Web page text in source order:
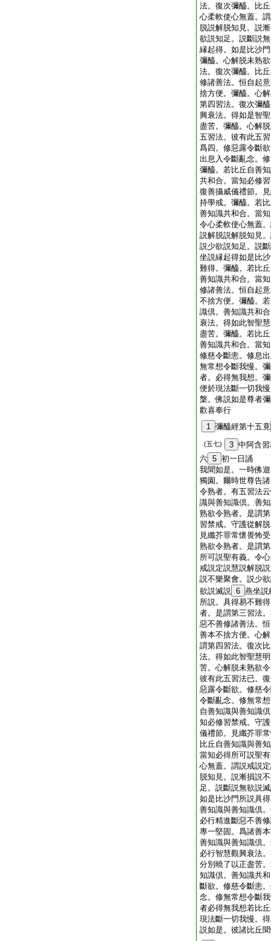
法。復次彌醯。比
心柔軟使心無蓋。
脱説解脱知見。説
欲説知足。説斷説
縁起得。如是比沙
彌醯。心解脱未熟
法。復次彌醯。比
修諸善法。恒自起
捨方便。彌醯。心
第四習法。復次彌
興衰法。得如是智
盡苦。彌醯。心解
五習法。彼有此五
爲四。修惡露令斷
出息入令斷亂念。
彌醯。若比丘自善
共和合。當知必修
復善攝威儀禮節。
持學戒。彌醯。若
善知識共和合。當
令心柔軟使心無蓋
説解脱説解脱知見
説少欲説知足。説
坐説縁起得如是比
難得。彌醯。若比
善知識共和合。當
修諸善法。恒自起
不捨方便。彌醯。
識倶。善知識共和
衰法。得如此智聖
盡苦。彌醯。若比
善知識共和合。當
修慈令斷恚。修息
無常想令斷我慢。
者。必得無我想。
便於現法斷一切我
槃。佛説如是尊者
歡喜奉行
1 彌醯經第十五竟
(五七) 3 中阿含
六 5 初一日誦
我聞如是。一時佛
獨園。爾時世尊告
令熟者。有五習法
識與善知識倶。善
熟欲令熟者。是謂
習禁戒。守護從解
見纖芥罪常懷畏怖
熟欲令熟者。是謂
所可説聖有義。令
戒説定説慧説解脱
説不樂聚會。説少
欲説滅説 6 燕坐説
所説。具得易不難
者。是謂第三習法
惡不善修諸善法。
善本不捨方便。心
謂第四習法。復次
法。得如此智聖慧
苦。心解脱未熟欲
彼有此五習法已。
惡露令斷欲。修慈
令斷亂念。修無常
自善知識與善知識
知必修習禁戒。守
儀禮節。見纖芥罪
比丘自善知識與善
當知必得所可説聖
心無蓋。謂説戒説
脱知見。説漸損説
足。説斷説無欲説
如是比沙門所説具
善知識與善知識倶
必行精進斷惡不善
專一堅固。爲諸善
善知識與善知識倶
必行智慧觀興衰法
分別曉了以正盡苦
知識倶。善知識共
斷欲。修慈令斷恚
念。修無常想令斷
者必得無我想若比
現法斷一切我慢。
説如是。彼諸比丘